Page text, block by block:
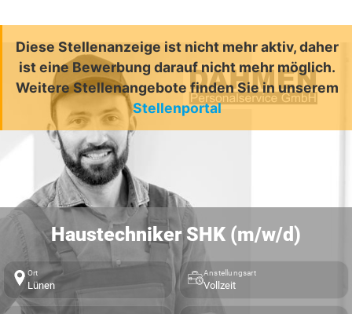
Diese Stellenanzeige ist nicht mehr aktiv, daher
ist eine Bewerbung darauf nicht mehr möglich.
Weitere Stellenangebote finden Sie in unserem
Stellenportal
Haustechniker SHK (m/w/d)
Ort
Lünen
Anstellungsart
Vollzeit